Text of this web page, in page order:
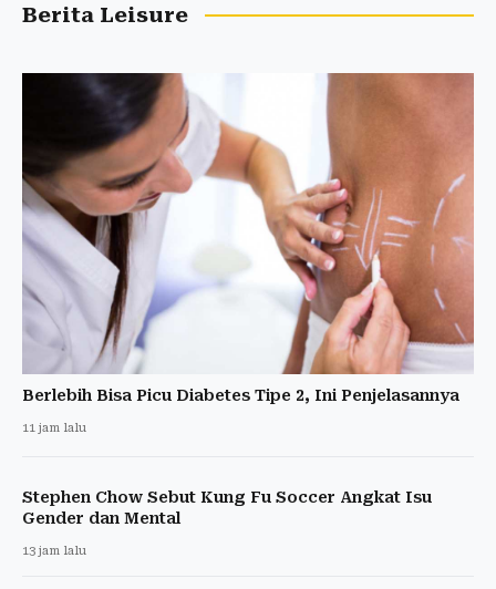
Berita Leisure
Berlebih Bisa Picu Diabetes Tipe 2, Ini Penjelasannya
11 jam lalu
Stephen Chow Sebut Kung Fu Soccer Angkat Isu
Gender dan Mental
13 jam lalu